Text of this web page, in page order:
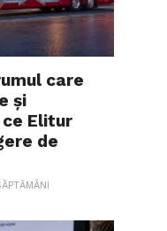
care
și
Elitur
de